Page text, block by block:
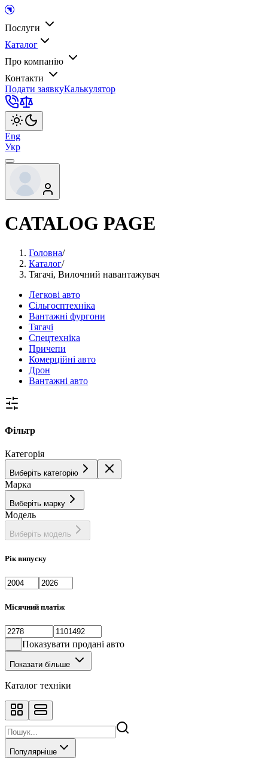
Послуги
Каталог
Про компанію
Контакти
Подати заявкуКалькулятор
Eng
Укр
CATALOG PAGE
Головна/
Каталог/
Тягачі, Вилочний навантажувач
Легкові авто
Сільгосптехніка
Вантажні фургони
Тягачі
Спецтехніка
Причепи
Комерційні авто
Дрон
Вантажні авто
Фільтр
Категорія
Виберіть категорію
Марка
Виберіть марку
Модель
Виберіть модель
Рік випуску
Місячний платіж
Показувати продані авто
Показати більше
Каталог техніки
Популярніше